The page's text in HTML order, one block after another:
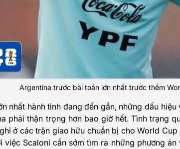
Argentina trước bài toán lớn nhất trước thềm
nhất hành tinh đang đến gần, những dấu
phải thận trọng hơn bao giờ hết. Tình trạng
ở các trận giao hữu chuẩn bị cho World
Scaloni cần sớm tìm ra những phương